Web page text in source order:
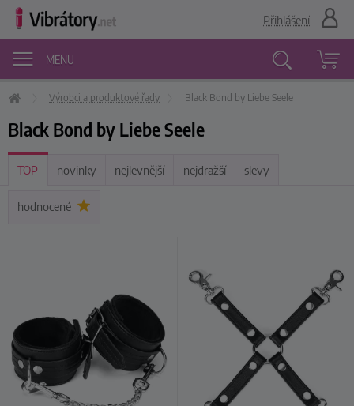
MENU
Vyhledávání
Přihlášení
Výrobci a produktové řady Black Bond by Liebe Seele
Black Bond by Liebe Seele
TOP novinky nejlevnější nejdražší slevy
hodnocené